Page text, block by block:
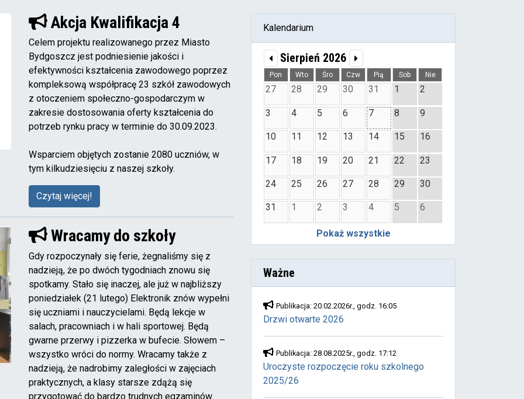
Akcja Kwalifikacja 4
Celem projektu realizowanego przez Miasto
Bydgoszcz jest podniesienie jakości i
efektywności kształcenia zawodowego poprzez
kompleksową współpracę 23 szkół zawodowych
z otoczeniem społeczno-gospodarczym w
zakresie dostosowania oferty kształcenia do
potrzeb rynku pracy w terminie do 30.09.2023.
Wsparciem objętych zostanie 2080 uczniów, w
tym kilkudziesięciu z naszej szkoły.
Czytaj więcej!
Wracamy do szkoły
Gdy rozpoczynały się ferie, żegnaliśmy się z
nadzieją, że po dwóch tygodniach znowu się
spotkamy. Stało się inaczej, ale już w najbliższy
poniedziałek (21 lutego) Elektronik znów wypełni
się uczniami i nauczycielami. Będą lekcje w
salach, pracowniach i w hali sportowej. Będą
gwarne przerwy i pizzerka w bufecie. Słowem –
wszystko wróci do normy. Wracamy także z
nadzieją, że nadrobimy zaległości w zajęciach
praktycznych, a klasy starsze zdążą się
przygotować do bardzo trudnych egzaminów.
Kalendarium
Sierpień 2026
Pon Wto Śro Czw Pią Sob Nie
27 28 29 30 31 1 2
3 4 5 6 7 8 9
10 11 12 13 14 15 16
17 18 19 20 21 22 23
24 25 26 27 28 29 30
31 1 2 3 4 5 6
Pokaż wszystkie
Ważne
Publikacja: 20.02.2026r., godz. 16:05
Drzwi otwarte 2026
Publikacja: 28.08.2025r., godz. 17:12
Uroczyste rozpoczęcie roku szkolnego
2025/26